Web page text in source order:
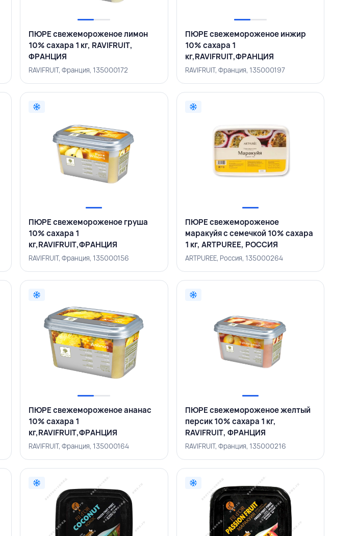
ПЮРЕ свежемороженое лимон
10% сахара 1 кг, RAVIFRUIT,
ФРАНЦИЯ
RAVIFRUIT, Франция, 135000172
ПЮРЕ свежемороженое инжир
10% сахара 1
кг,RAVIFRUIT,ФРАНЦИЯ
RAVIFRUIT, Франция, 135000197
ПЮРЕ свежемороженое груша
10% сахара 1
кг,RAVIFRUIT,ФРАНЦИЯ
RAVIFRUIT, Франция, 135000156
ПЮРЕ свежемороженое
маракуйя с семечкой 10% сахара
1 кг, ARTPUREE, РОССИЯ
ARTPUREE, Россия, 135000264
ПЮРЕ свежемороженое ананас
10% сахара 1
кг,RAVIFRUIT,ФРАНЦИЯ
RAVIFRUIT, Франция, 135000164
ПЮРЕ свежемороженое желтый
персик 10% сахара 1 кг,
RAVIFRUIT, ФРАНЦИЯ
RAVIFRUIT, Франция, 135000216